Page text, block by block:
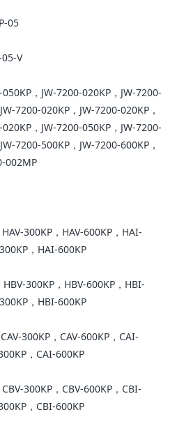
05
V
，JW-7200-020KP，JW-7200-
7200-020KP，JW-7200-020KP，
，JW-7200-050KP，JW-7200-
7200-500KP，JW-7200-600KP，
002MP
300KP，HAV-600KP，HAI-
，HAI-600KP
300KP，HBV-600KP，HBI-
，HBI-600KP
300KP，CAV-600KP，CAI-
，CAI-600KP
300KP，CBV-600KP，CBI-
，CBI-600KP